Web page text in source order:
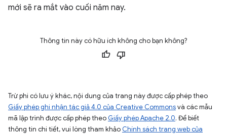
mới sẽ ra mắt vào cuối năm nay.
Thông tin này có hữu ích không cho bạn không?
Trừ phi có lưu ý khác, nội dung của trang này được cấp phép theo
Giấy phép ghi nhận tác giả 4.0 của Creative Commonsvà các mẫu
mã lập trình được cấp phép theo Giấy phép Apache 2.0. Để biết
thông tin chi tiết, vui lòng tham khảo Chính sách trang web của